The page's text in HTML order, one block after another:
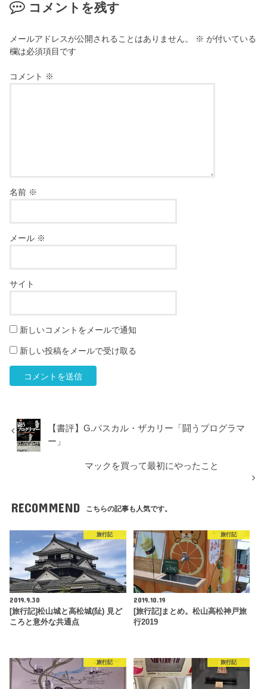
コメントを残す
メールアドレスが公開されることはありません。 ※ が付いている
欄は必須項目です
コメント ※
名前 ※
メール ※
サイト
新しいコメントをメールで通知
新しい投稿をメールで受け取る
【書評】G.パスカル・ザカリー「闘うプログラマ
ー」
マックを買って最初にやったこと
RECOMMEND こちらの記事も人気です。
旅行記
2019.9.30
[旅行記]松山城と高松城(阯) 見ど
ころと意外な共通点
旅行記
2019.10.19
[旅行記]まとめ。松山高松神戸旅
行2019
旅行記 旅行記